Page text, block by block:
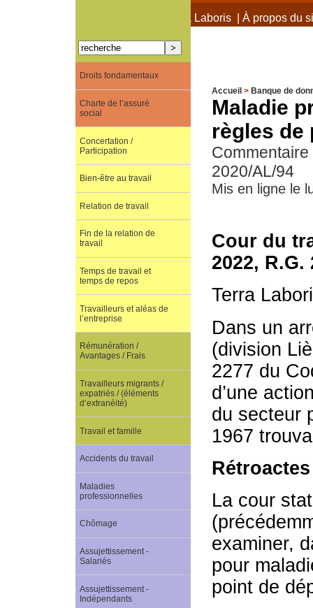
À propos de Terra Laboris| À propos du
Accueil > Banque de
Maladie
règles de
2020/AL/94
Mis en ligne le
Cour du
2022, R.G.
Terra
Dans un
(division
2277 du
d’une
du secteur
1967
Rétroactes
La cour
examiner,
pour
point de
Droits fondamentaux
Charte de l’assuré
social
Concertation /
Participation
Bien-être au travail
Relation de travail
Fin de la relation de
travail
Temps de travail et
temps de repos
Travailleurs et aléas de
l’entreprise
Rémunération /
Avantages / Frais
Travailleurs migrants /
expatriés / (éléments
d’extranéité)
Travail et famille
Accidents du travail
Maladies
professionnelles
Chômage
Assujettissement -
Salariés
Assujettissement -
Indépendants